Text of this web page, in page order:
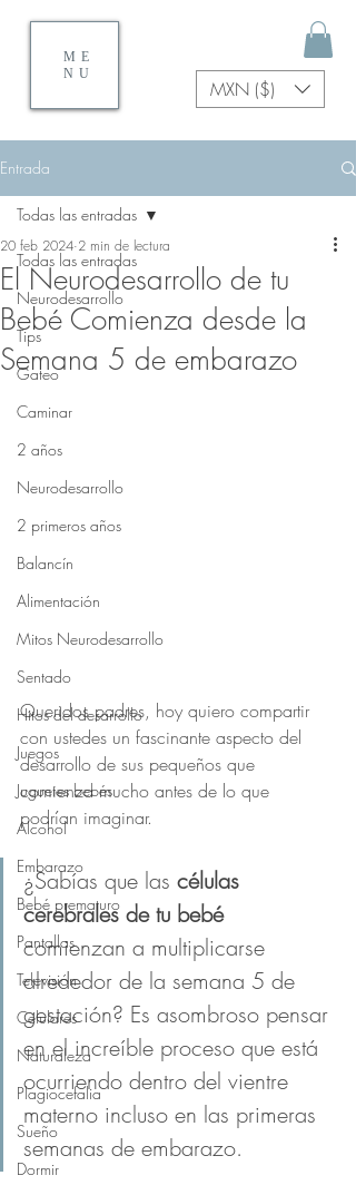
MXN ($)
ME
NU
Entrada
Todas las entradas
Neurodesarrollo
Tips
Gateo
Caminar
2 años
Neurodesarrollo
2 primeros años
Balancín
Alimentación
Mitos Neurodesarrollo
Sentado
Hitos del desarrollo
Juegos
Juguetes bebés
Alcohol
Embarazo
Bebé prematuro
Pantallas
Televisión
Celulares
Naturaleza
Plagiocefalia
Sueño
Dormir
Todas las entradas
El Neurodesarrollo de tu
Bebé Comienza desde la
Semana 5 de embarazo
20 feb 2024 2 min de lectura
Queridos padres, hoy quiero compartir
con ustedes un fascinante aspecto del
desarrollo de sus pequeños que
comienza mucho antes de lo que
podrían imaginar.
¿Sabías que las células
cerebrales de tu bebé
comienzan a multiplicarse
alrededor de la semana 5 de
gestación? Es asombroso pensar
en el increíble proceso que está
ocurriendo dentro del vientre
materno incluso en las primeras
semanas de embarazo.